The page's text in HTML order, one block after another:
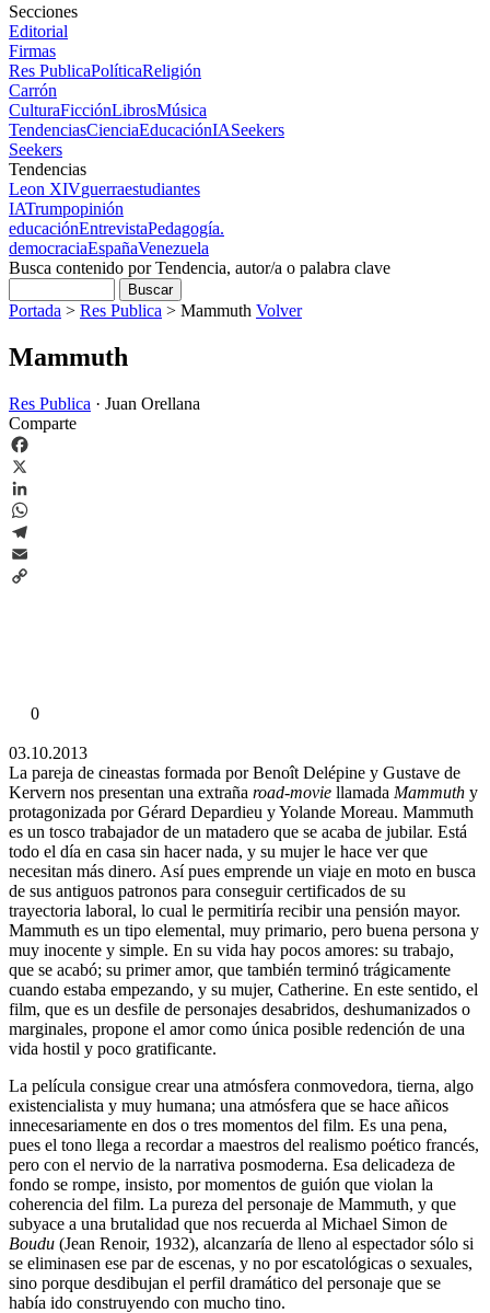
Secciones
Editorial
Firmas
Res PublicaPolíticaReligión
Carrón
CulturaFicciónLibrosMúsica
TendenciasCienciaEducaciónIASeekers
Seekers
Tendencias
Leon XIVguerraestudiantes
IATrumpopinión
educaciónEntrevistaPedagogía.
democraciaEspañaVenezuela
Busca contenido por Tendencia, autor/a o palabra clave
Portada > Res Publica > Mammuth Volver
Mammuth
Res Publica · Juan Orellana
Comparte
Facebook
X
LinkedIn
WhatsApp
Telegram
Email
0
03.10.2013
La pareja de cineastas formada por Benoît Delépine y Gustave de
Kervern nos presentan una extraña road-movie llamada Mammuth y
protagonizada por Gérard Depardieu y Yolande Moreau. Mammuth
es un tosco trabajador de un matadero que se acaba de jubilar. Está
todo el día en casa sin hacer nada, y su mujer le hace ver que
necesitan más dinero. Así pues emprende un viaje en moto en busca
de sus antiguos patronos para conseguir certificados de su
trayectoria laboral, lo cual le permitiría recibir una pensión mayor.
Mammuth es un tipo elemental, muy primario, pero buena persona y
muy inocente y simple. En su vida hay pocos amores: su trabajo,
que se acabó; su primer amor, que también terminó trágicamente
cuando estaba empezando, y su mujer, Catherine. En este sentido, el
film, que es un desfile de personajes desabridos, deshumanizados o
marginales, propone el amor como única posible redención de una
vida hostil y poco gratificante.
La película consigue crear una atmósfera conmovedora, tierna, algo
existencialista y muy humana; una atmósfera que se hace añicos
innecesariamente en dos o tres momentos del film. Es una pena,
pues el tono llega a recordar a maestros del realismo poético francés,
pero con el nervio de la narrativa posmoderna. Esa delicadeza de
fondo se rompe, insisto, por momentos de guión que violan la
coherencia del film. La pureza del personaje de Mammuth, y que
subyace a una brutalidad que nos recuerda al Michael Simon de
Boudu (Jean Renoir, 1932), alcanzaría de lleno al espectador sólo si
se eliminasen ese par de escenas, y no por escatológicas o sexuales,
sino porque desdibujan el perfil dramático del personaje que se
había ido construyendo con mucho tino.